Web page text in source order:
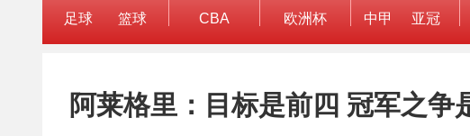
足球
篮球
CBA
欧洲杯
中甲
亚冠
阿莱格里：目标是前四 冠军之争